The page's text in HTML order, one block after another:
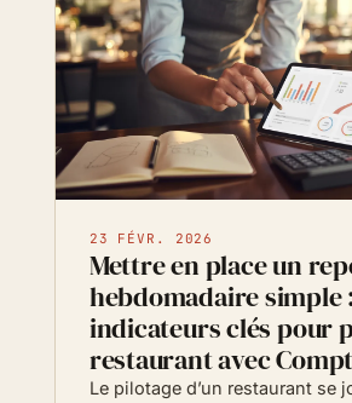
23 FÉVR. 2026
Mettre en place un
hebdomadaire simple
indicateurs clés pour
restaurant avec
Le pilotage d’un restaurant se